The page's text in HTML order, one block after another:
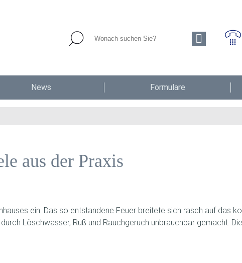
News Formulare
aus der Praxis
ein. Das so entstandene Feuer breitete sich rasch auf das
Löschwasser, Ruß und Rauchgeruch unbrauchbar gemacht.